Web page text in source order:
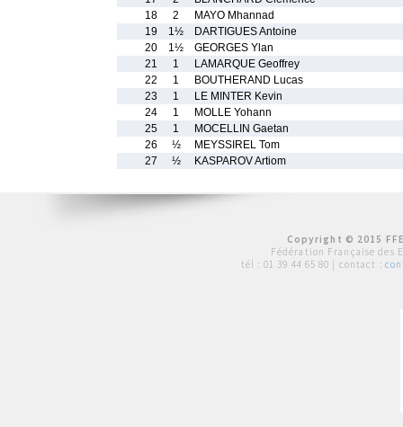
18
2
MAYO Mhannad
19
1½
DARTIGUES Antoine
20
1½
GEORGES Ylan
21
1
LAMARQUE Geoffrey
22
1
BOUTHERAND Lucas
23
1
LE MINTER Kevin
24
1
MOLLE Yohann
25
1
MOCELLIN Gaetan
26
½
MEYSSIREL Tom
27
½ KASPAROV Artiom
Copyright © 2015
Fédération Française des
tél : 01 39 44 65 80 | contact :